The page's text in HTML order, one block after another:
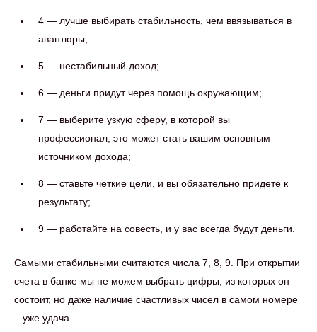
4 — лучше выбирать стабильность, чем ввязываться в
авантюры;
5 — нестабильный доход;
6 — деньги придут через помощь окружающим;
7 — выберите узкую сферу, в которой вы
профессионал, это может стать вашим основным
источником дохода;
8 — ставьте четкие цели, и вы обязательно придете к
результату;
9 — работайте на совесть, и у вас всегда будут деньги.
Самыми стабильными считаются числа 7, 8, 9. При открытии
счета в банке мы не можем выбрать цифры, из которых он
состоит, но даже наличие счастливых чисел в самом номере
– уже удача.